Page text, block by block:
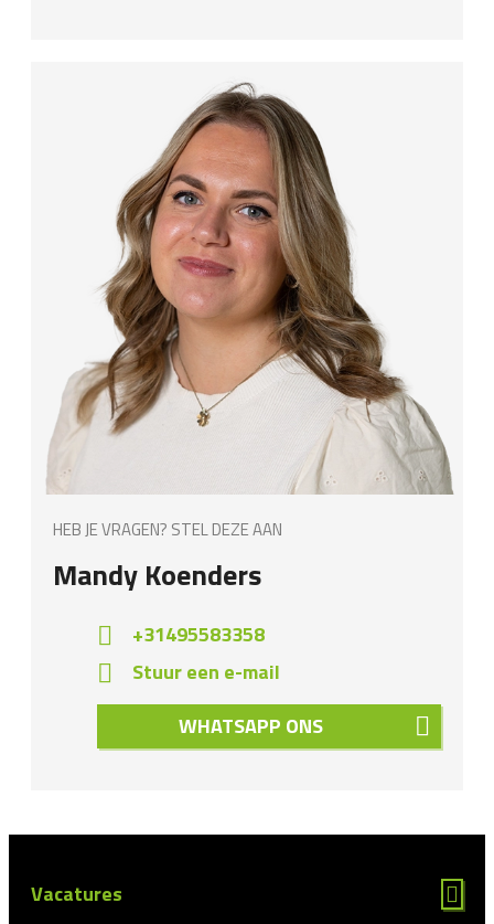
HEB JE VRAGEN? STEL DEZE AAN
Mandy Koenders
+31495583358
Stuur een e-mail
WHATSAPP ONS
Vacatures